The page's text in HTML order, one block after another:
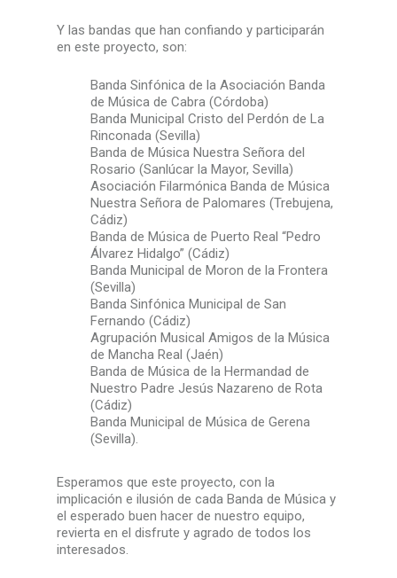
Y las bandas que han confiando y participarán
en este proyecto, son:
Banda Sinfónica de la Asociación Banda
de Música de Cabra (Córdoba)
Banda Municipal Cristo del Perdón de La
Rinconada (Sevilla)
Banda de Música Nuestra Señora del
Rosario (Sanlúcar la Mayor, Sevilla)
Asociación Filarmónica Banda de Música
Nuestra Señora de Palomares (Trebujena,
Cádiz)
Banda de Música de Puerto Real “Pedro
Álvarez Hidalgo” (Cádiz)
Banda Municipal de Moron de la Frontera
(Sevilla)
Banda Sinfónica Municipal de San
Fernando (Cádiz)
Agrupación Musical Amigos de la Música
de Mancha Real (Jaén)
Banda de Música de la Hermandad de
Nuestro Padre Jesús Nazareno de Rota
(Cádiz)
Banda Municipal de Música de Gerena
(Sevilla).
Esperamos que este proyecto, con la
implicación e ilusión de cada Banda de Música y
el esperado buen hacer de nuestro equipo,
revierta en el disfrute y agrado de todos los
interesados.